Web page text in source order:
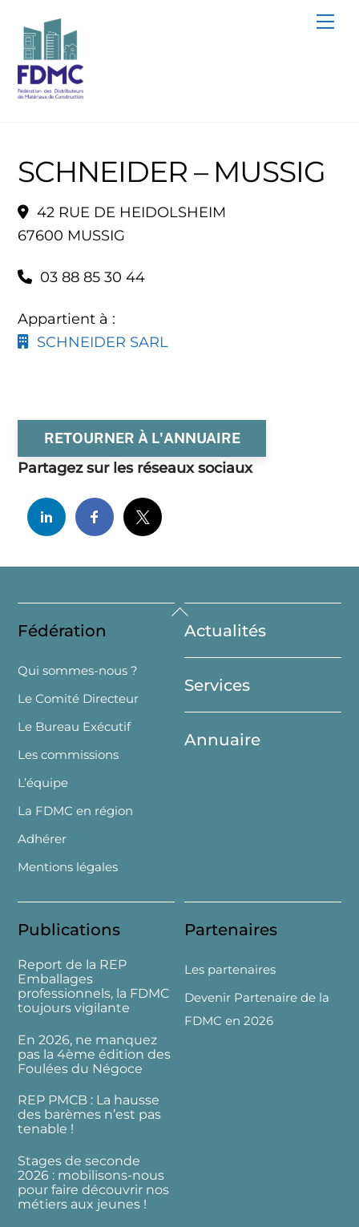
content
SCHNEIDER – MUSSIG
42 RUE DE HEIDOLSHEIM
67600 MUSSIG
03 88 85 30 44
Appartient à :
SCHNEIDER SARL
RETOURNER À L'ANNUAIRE
Partagez sur les réseaux sociaux
Back
To
Top
Fédération
Qui sommes-nous ?
Le Comité Directeur
Le Bureau Exécutif
Les commissions
L’équipe
La FDMC en région
Adhérer
Mentions légales
Actualités
Services
Annuaire
Publications
Report de la REP
Emballages
professionnels, la FDMC
toujours vigilante
En 2026, ne manquez
pas la 4ème édition des
Foulées du Négoce
REP PMCB : La hausse
des barèmes n’est pas
tenable !
Stages de seconde
2026 : mobilisons-nous
pour faire découvrir nos
métiers aux jeunes !
Partenaires
Les partenaires
Devenir Partenaire de la
FDMC en 2026